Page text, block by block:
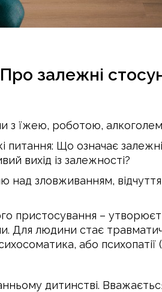
залежні
з їжею, роботою,
питання: Що означає
вихід із залежності?
зловживанням,
пристосування –
Для людини стає
або
дитинстві.